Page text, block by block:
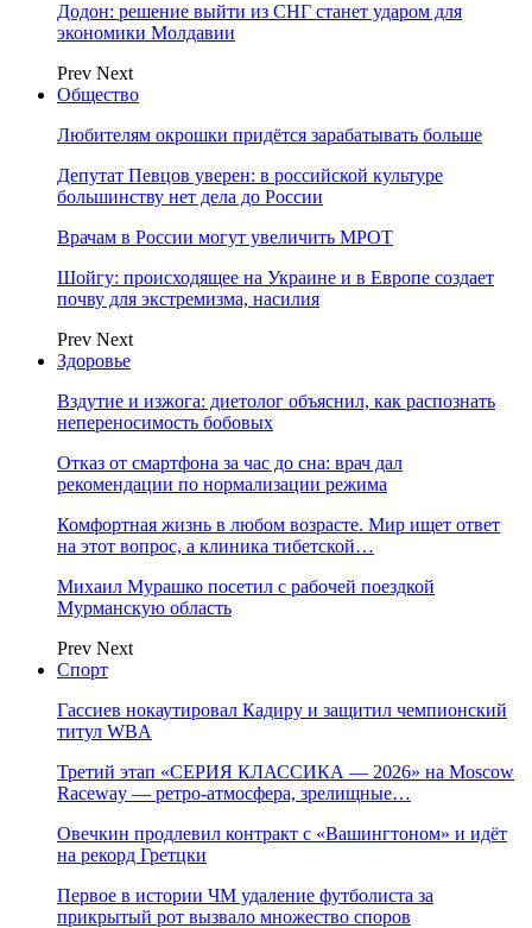
Додон: решение выйти из СНГ станет ударом для
экономики Молдавии
Prev Next
Общество
Любителям окрошки придётся зарабатывать больше
Депутат Певцов уверен: в российской культуре
большинству нет дела до России
Врачам в России могут увеличить МРОТ
Шойгу: происходящее на Украине и в Европе создает
почву для экстремизма, насилия
Prev Next
Здоровье
Вздутие и изжога: диетолог объяснил, как распознать
непереносимость бобовых
Отказ от смартфона за час до сна: врач дал
рекомендации по нормализации режима
Комфортная жизнь в любом возрасте. Мир ищет ответ
на этот вопрос, а клиника тибетской…
Михаил Мурашко посетил с рабочей поездкой
Мурманскую область
Prev Next
Спорт
Гассиев нокаутировал Кадиру и защитил чемпионский
титул WBA
Третий этап «СЕРИЯ КЛАССИКА — 2026» на Moscow
Raceway — ретро‑атмосфера, зрелищные…
Овечкин продлевил контракт с «Вашингтоном» и идёт
на рекорд Гретцки
Первое в истории ЧМ удаление футболиста за
прикрытый рот вызвало множество споров